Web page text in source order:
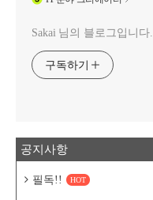
Sakai 님의 블로그입니다.
구독하기
공지사항
필독!! HOT